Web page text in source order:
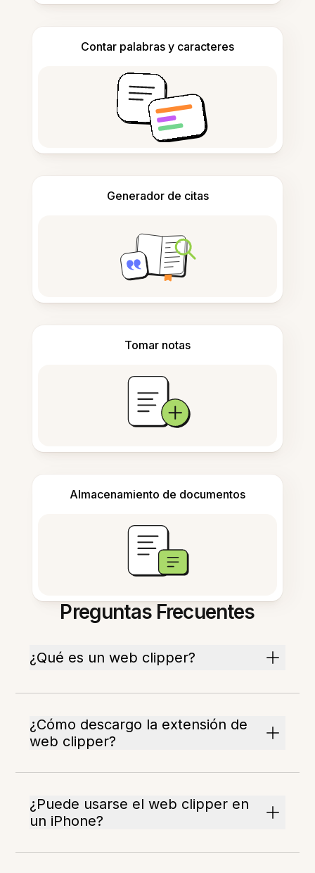
Contar palabras y caracteres
Generador de citas
Tomar notas
Almacenamiento de documentos
Preguntas Frecuentes
¿Qué es un web clipper?
¿Cómo descargo la extensión de
web clipper?
¿Puede usarse el web clipper en
un iPhone?